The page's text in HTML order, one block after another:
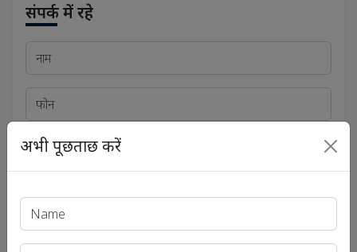
संपर्क में रहे
अभी पूछताछ करें